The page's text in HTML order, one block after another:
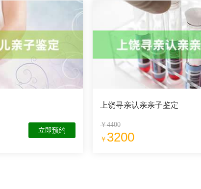
立即预约
上饶寻亲认亲亲子鉴定
￥4400
￥ 3200